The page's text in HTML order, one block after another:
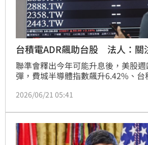
台積電ADR飆助台股 法人：關
聯準會釋出今年可能升息後，美股
彈，費城半導體指數飆升6.42%、台
鷹派立場，恐有資金避險，但AI帶動
2026/06/21 05:41